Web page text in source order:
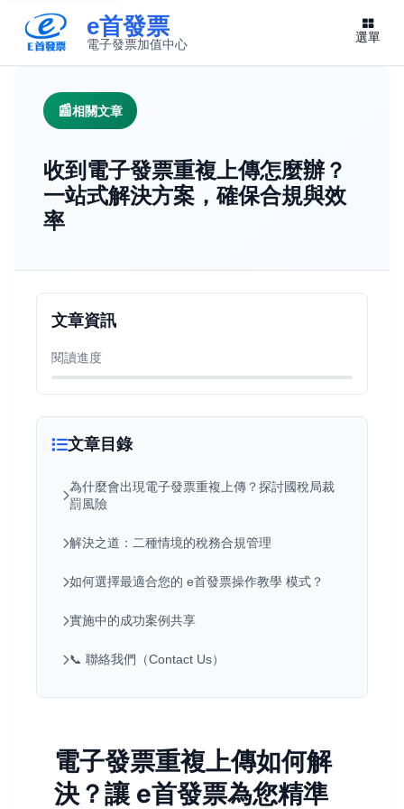
e首發票
電子發票加值中心 選單
相關文章
收到電子發票重複上傳怎麼辦？
一站式解決方案，確保合規與效
率
文章目錄
為什麼會出現電子發票重複上傳？探討國稅局裁
罰風險
解決之道：二種情境的稅務合規管理
如何選擇最適合您的 e首發票操作教學 模式？
實施中的成功案例共享
📞 聯絡我們（Contact Us）
電子發票重複上傳如何解
決？讓 e首發票為您精準
文章資訊
閱讀進度